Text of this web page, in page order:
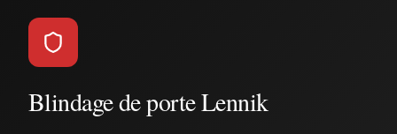
Blindage de porte Lennik